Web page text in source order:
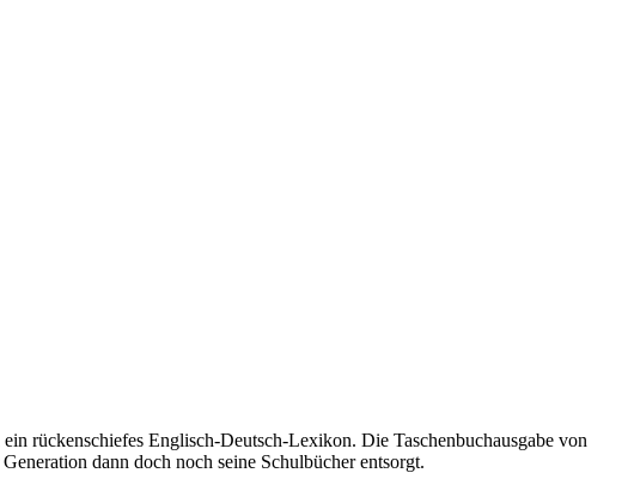
rückenschiefes Englisch-Deutsch-Lexikon. Die Taschenbuchausgabe von
dann doch noch seine Schulbücher entsorgt.